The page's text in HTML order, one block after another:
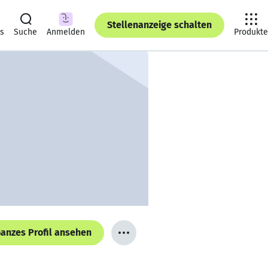
Suche Anmelden
Stellenanzeige schalten
Produkte
Profil ansehen